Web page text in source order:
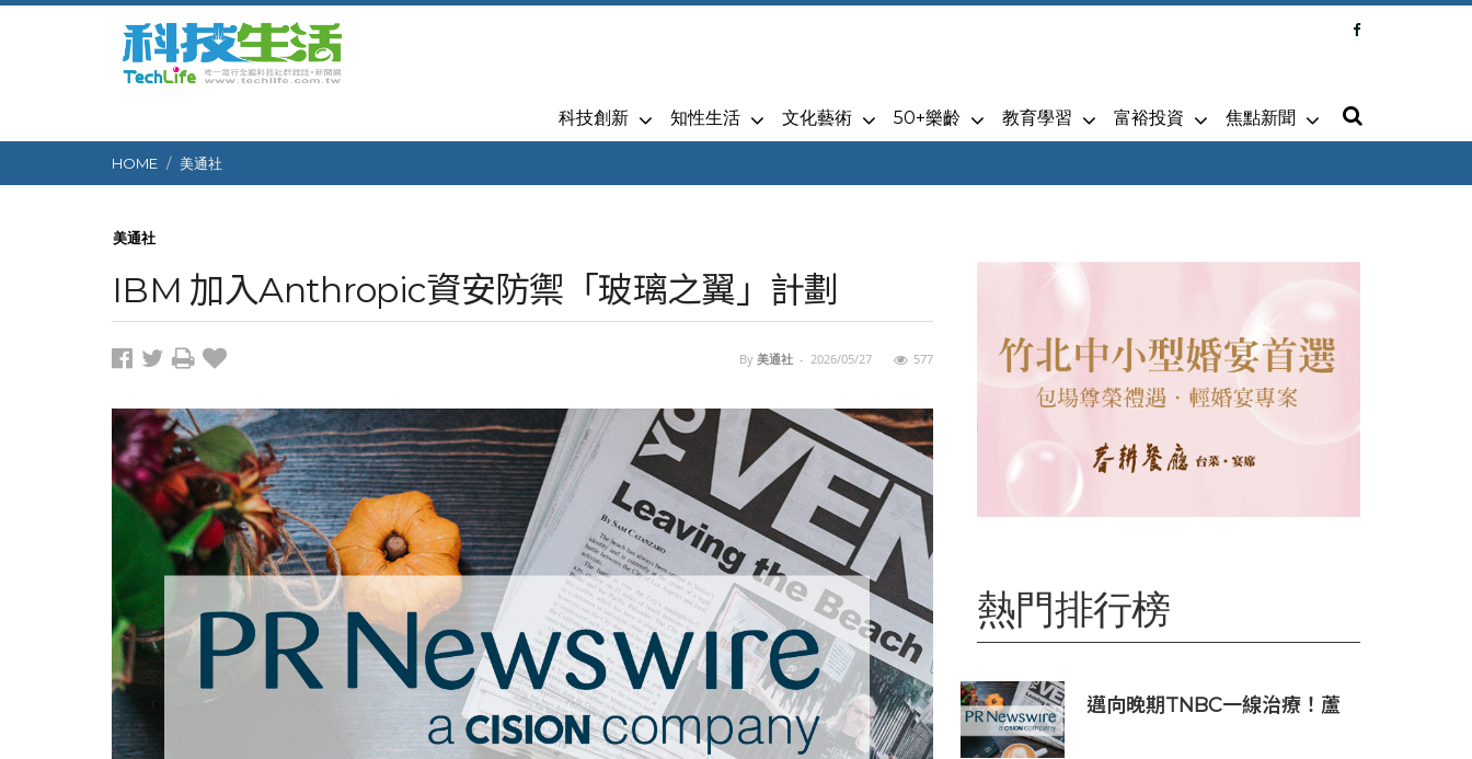
科技創新 知性生活 文化藝術 50+樂齡 教育學習 富裕投資 焦點新聞
HOME 美通社
美通社
IBM 加入Anthropic資安防禦「玻璃之翼」計劃
By 美通社 - 2026/05/27 577
熱門排行榜
邁向晚期TNBC一線治療！蘆